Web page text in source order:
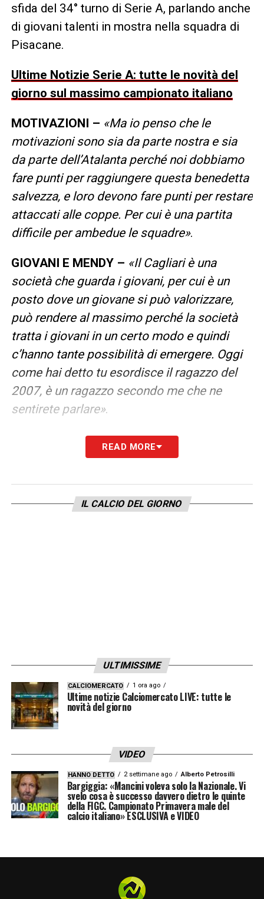
sfida del 34° turno di Serie A, parlando anche
di giovani talenti in mostra nella squadra di
Pisacane.
Ultime Notizie Serie A: tutte le novità del
giorno sul massimo campionato italiano
MOTIVAZIONI – «Ma io penso che le
motivazioni sono sia da parte nostra e sia
da parte dell’Atalanta perché noi dobbiamo
fare punti per raggiungere questa benedetta
salvezza, e loro devono fare punti per restare
attaccati alle coppe. Per cui è una partita
difficile per ambedue le squadre».
GIOVANI E MENDY – «Il Cagliari è una
società che guarda i giovani, per cui è un
posto dove un giovane si può valorizzare,
può rendere al massimo perché la società
tratta i giovani in un certo modo e quindi
c’hanno tante possibilità di emergere. Oggi
come hai detto tu esordisce il ragazzo del
2007, è un ragazzo secondo me che ne
sentirete parlare».
PALESTRA L’ESTERNO PIU’ FORTE
«Lo confermo perché secondo
Marco Palestra lo sta dimostrando sia nel
Cagliari e sia quando ha esordito in
READ MORE
IL CALCIO DEL GIORNO
ULTIMISSIME
CALCIOMERCATO 1 ora ago
Ultime notizie Calciomercato LIVE: tutte le
novità del giorno
VIDEO
HANNO DETTO 2 settimane ago Alberto Petrosilli
Bargiggia: «Mancini voleva solo la Nazionale. Vi
svelo cosa è successo davvero dietro le quinte
della FIGC. Campionato Primavera male del
calcio italiano» ESCLUSIVA e VIDEO